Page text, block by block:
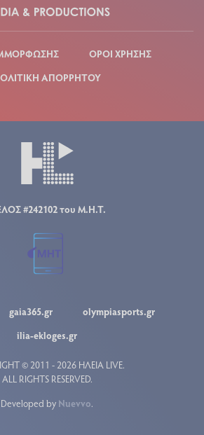
ΟΡΟΙ ΧΡΗΣΗΣ
ΑΠΟΡΡΗΤΟΥ
#242102 του Μ.Η.Τ.
gaia365.gr
olympiasports.gr
ilia-ekloges.gr
© 2011 - 2026 ΗΛΕΙΑ LIVE.
ALL RIGHTS RESERVED.
Developed by Nuevvo.